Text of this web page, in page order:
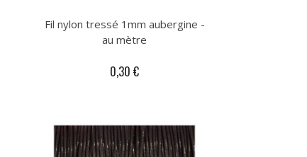
Fil nylon tressé 1mm aubergine -
au mètre
0,30 €